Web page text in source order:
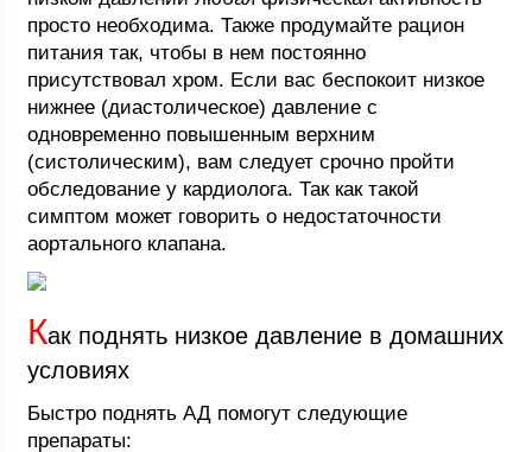
просто необходима. Также продумайте рацион
питания так, чтобы в нем постоянно
присутствовал хром. Если вас беспокоит низкое
нижнее (диастолическое) давление с
одновременно повышенным верхним
(систолическим), вам следует срочно пройти
обследование у кардиолога. Так как такой
симптом может говорить о недостаточности
аортального клапана.
Как поднять низкое давление в домашних
условиях
Быстро поднять АД помогут следующие
препараты: